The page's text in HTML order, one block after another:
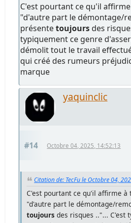
C'est pourtant ce qu'il
"d'autre part le démontage/
présentetoujours des
typiquement ce genre
démolit tout le travail
qui créé des rumeurs
marque
yaquinclic
#14 Octobre 04, 2025, 14:52:13
Citation de: TecFu le Octobre 04,
C'est pourtant ce qu'il affirme à
"d'autre part le démontage/
toujoursdes risques .."... C'est